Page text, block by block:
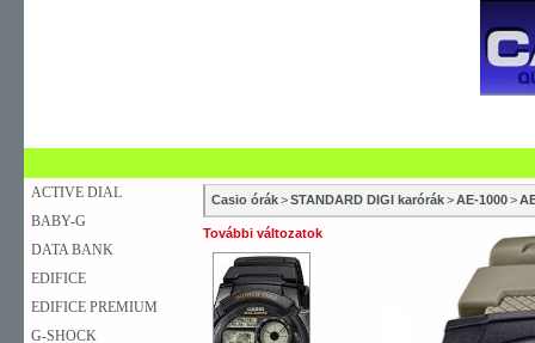
ACTIVE DIAL
BABY-G
DATA BANK
EDIFICE
EDIFICE PREMIUM
G-SHOCK
Casio órák>STANDARD DIGI karórák>AE-1000>
További változatok